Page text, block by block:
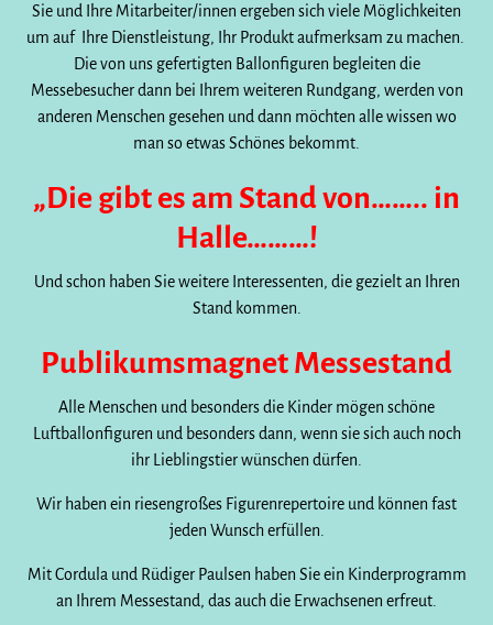
Sie und Ihre Mitarbeiter/innen ergeben sich viele Möglichkeiten
um auf Ihre Dienstleistung, Ihr Produkt aufmerksam zu machen.
Die von uns gefertigten Ballonfiguren begleiten die
Messebesucher dann bei Ihrem weiteren Rundgang, werden von
anderen Menschen gesehen und dann möchten alle wissen wo
man so etwas Schönes bekommt.
„Die gibt es am Stand von…….. in
Halle………!
Und schon haben Sie weitere Interessenten, die gezielt an Ihren
Stand kommen.
Publikumsmagnet Messestand
Alle Menschen und besonders die Kinder mögen schöne
Luftballonfiguren und besonders dann, wenn sie sich auch noch
ihr Lieblingstier wünschen dürfen.
Wir haben ein riesengroßes Figurenrepertoire und können fast
jeden Wunsch erfüllen.
Mit Cordula und Rüdiger Paulsen haben Sie ein Kinderprogramm
an Ihrem Messestand, das auch die Erwachsenen erfreut.